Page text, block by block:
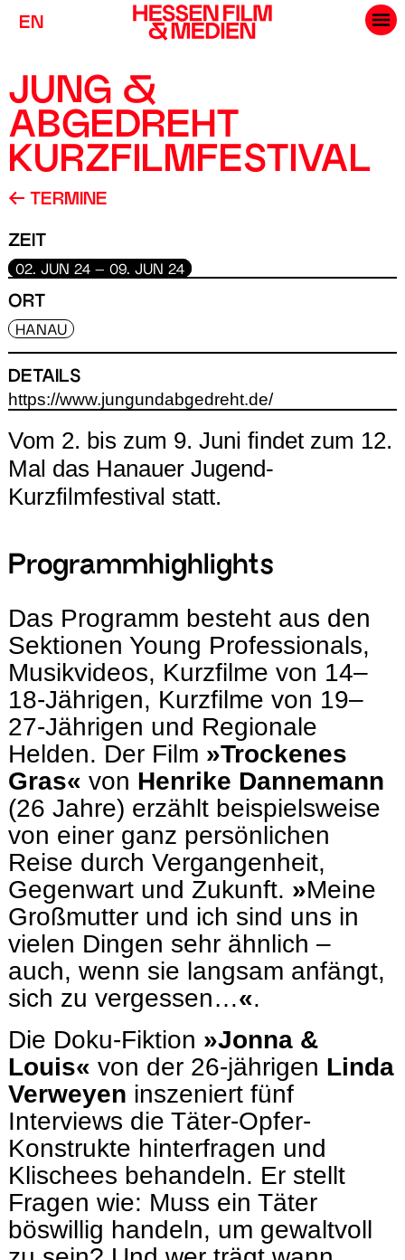
EN
JUNG &
ABGEDREHT
KURZFILMFESTIVAL
TERMINE
ZEIT
02. JUN 24 – 09. JUN 24
ORT
HANAU
DETAILS
https://www.jungundabgedreht.de/
Vom 2. bis zum 9. Juni findet zum 12.
Mal das Hanauer Jugend-
Kurzfilmfestival statt.
Programmhighlights
Das Programm besteht aus den
Sektionen Young Professionals,
Musikvideos, Kurzfilme von 14–
18-Jährigen, Kurzfilme von 19–
27-Jährigen und Regionale
Helden. Der Film »Trockenes
Gras« von Henrike Dannemann
(26 Jahre) erzählt beispielsweise
von einer ganz persönlichen
Reise durch Vergangenheit,
Gegenwart und Zukunft. »Meine
Großmutter und ich sind uns in
vielen Dingen sehr ähnlich –
auch, wenn sie langsam anfängt,
sich zu vergessen…«.
Die Doku-Fiktion »Jonna &
Louis« von der 26-jährigen Linda
Verweyen inszeniert fünf
Interviews die Täter-Opfer-
Konstrukte hinterfragen und
Klischees behandeln. Er stellt
Fragen wie: Muss ein Täter
böswillig handeln, um gewaltvoll